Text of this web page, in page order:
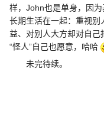
样，John也是单身，因
长期生活在一起：重视别
益、对别人大方却对自己
“怪人”自己也愿意，哈哈
未完待续。